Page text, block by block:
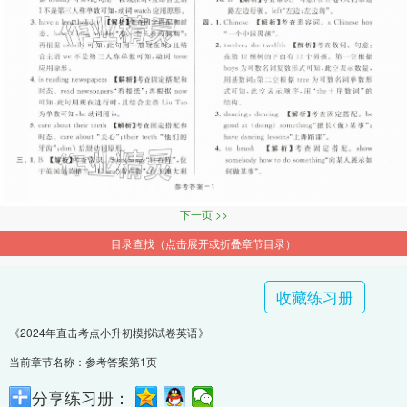
下一页 >>
目录查找（点击展开或折叠章节目录）
收藏练习册
《2024年直击考点小升初模拟试卷英语》
当前章节名称：参考答案第1页
分享练习册：